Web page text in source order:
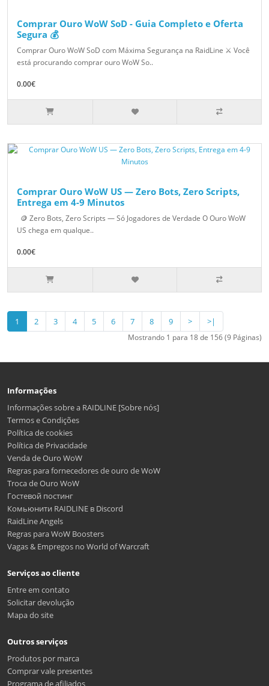
Comprar Ouro WoW SoD - Guia Completo e Oferta
Segura 💰
Comprar Ouro WoW SoD com Máxima Segurança na RaidLine ⚔️ Você
está procurando comprar ouro WoW So..
0.00€
Comprar Ouro WoW US — Zero Bots, Zero Scripts,
Entrega em 4-9 Minutos
🪙 Zero Bots, Zero Scripts — Só Jogadores de Verdade O Ouro WoW
US chega em qualque..
0.00€
1 2 3 4 5 6 7 8 9 > >|
Mostrando 1 para 18 de 156 (9 Páginas)
Informações
Informações sobre a RAIDLINE [Sobre nós]
Termos e Condições
Política de cookies
Política de Privacidade
Venda de Ouro WoW
Regras para fornecedores de ouro de WoW
Troca de Ouro WoW
Гостевой постинг
Комьюнити RAIDLINE в Discord
RaidLine Angels
Regras para WoW Boosters
Vagas & Empregos no World of Warcraft
Serviços ao cliente
Entre em contato
Solicitar devolução
Mapa do site
Outros serviços
Produtos por marca
Comprar vale presentes
Programa de afiliados